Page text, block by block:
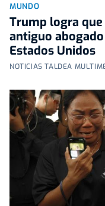
MUNDO
Trump logra
antiguo
Estados Unidos
NOTICIAS TALDEA